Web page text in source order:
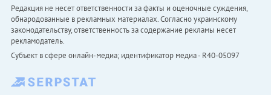
Редакция не несет ответственности за факты и оценочные суждения,
обнародованные в рекламных материалах. Согласно украинскому
законодательству, ответственность за содержание рекламы несет
рекламодатель.
Субъект в сфере онлайн-медиа; идентификатор медиа - R40-05097